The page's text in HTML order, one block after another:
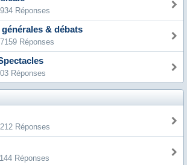
Réponses
& débats
Réponses
Réponses
Réponses
Réponses